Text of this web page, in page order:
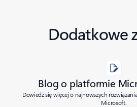
Dodatkowe
Blog o platformie
Dowiedz się więcej o najnowszych
Microsoft.